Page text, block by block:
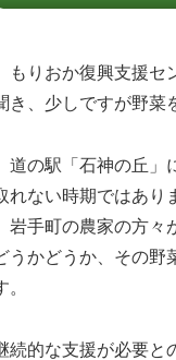
もりおか復興支援セ
き、少しですが野菜
道の駅「石神の丘」
れない時期ではあり
岩手町の農家の方々
うかどうか、その野
。
続的な支援が必要と